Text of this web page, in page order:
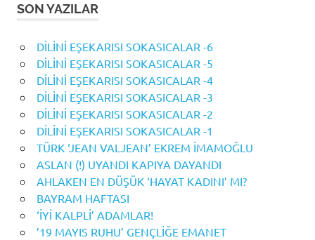
SON YAZILAR
DİLİNİ EŞEKARISI SOKASICALAR -6
DİLİNİ EŞEKARISI SOKASICALAR -5
DİLİNİ EŞEKARISI SOKASICALAR -4
DİLİNİ EŞEKARISI SOKASICALAR -3
DİLİNİ EŞEKARISI SOKASICALAR -2
DİLİNİ EŞEKARISI SOKASICALAR -1
TÜRK ‘JEAN VALJEAN’ EKREM İMAMOĞLU
ASLAN (!) UYANDI KAPIYA DAYANDI
AHLAKEN EN DÜŞÜK ‘HAYAT KADINI’ MI?
BAYRAM HAFTASI
‘İYİ KALPLİ’ ADAMLAR!
’19 MAYIS RUHU’ GENÇLİĞE EMANET